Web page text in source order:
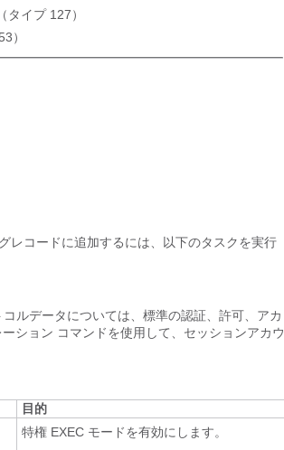
イプ 127）
）
レコードに追加するには、以下のタスクを実行
ルデータについては、標準の認証、許可、アカ
ション コマンドを使用して、セッションアカウ
目的
特権 EXEC モードを有効にします。